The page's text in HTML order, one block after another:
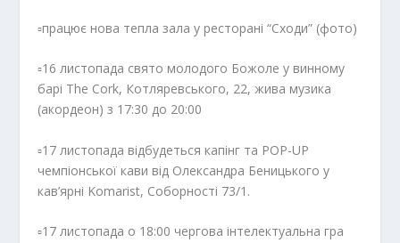
▫️працює нова тепла зала у ресторані “Сходи” (фото)
▫️16 листопада свято молодого Божоле у винному
барі The Cork, Котляревського, 22, жива музика
(акордеон) з 17:30 до 20:00
▫️17 листопада відбудеться капінг та POP-UP
чемпіонської кави від Олександра Беницького у
кав’ярні Komarist, Соборності 73/1.
▫️17 листопада о 18:00 чергова інтелектуальна гра